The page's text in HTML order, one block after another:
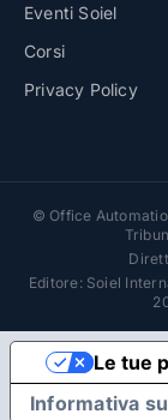
Eventi Soiel
Corsi
Privacy Policy
© Office
Editore: Soiel
Informativa
Le tue